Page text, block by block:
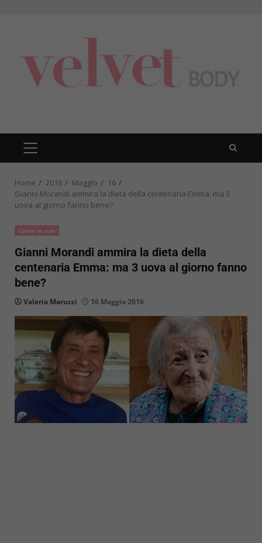
PRIMARY
MENU
Home 2016 Maggio
16
Gianni Morandi ammira la dieta della centenaria Emma: ma 3
uova al giorno fanno bene?
Come le star
Gianni Morandi ammira la dieta della
centenaria Emma: ma 3 uova al giorno fanno
bene?
Valeria Marucci 16 Maggio 2016